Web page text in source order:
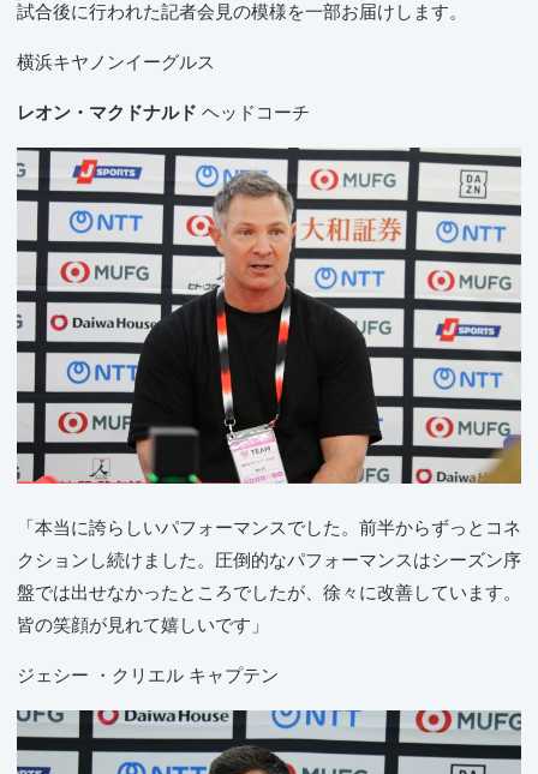
試合後に行われた記者会見の模様を一部お届けします。
横浜キヤノンイーグルス
レオン・マクドナルド ヘッドコーチ
「本当に誇らしいパフォーマンスでした。前半からずっとコネ
クションし続けました。圧倒的なパフォーマンスはシーズン序
盤では出せなかったところでしたが、徐々に改善しています。
皆の笑顔が見れて嬉しいです」
ジェシー ・クリエル キャプテン